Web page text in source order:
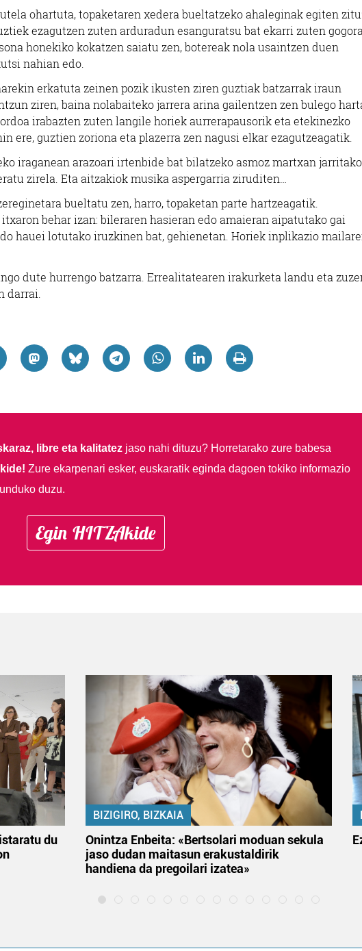
ohartuta, topaketaren xedera bueltatzeko ahaleginak egiten
ezagutzen zuten arduradun esanguratsu bat ekarri zuten gogora.
honekiko kokatzen saiatu zen, botereak nola usaintzen duen
nahian edo.
erkatuta zeinen pozik ikusten ziren guztiak batzarrak iraun
ziren, baina nolabaiteko jarrera arina gailentzen zen bulego
irabazten zuten langile horiek aurrerapausorik eta etekinezko
ere, guztien zoriona eta plazerra zen nagusi elkar ezagutzeagatik.
iraganean arazoari irtenbide bat bilatzeko asmoz martxan jarritako
zirela. Eta aitzakiok musika aspergarria ziruditen…
bueltatu zen, harro, topaketan parte hartzeagatik.
behar izan: bileraren hasieran edo amaieran aipatutako gai
hauei lotutako iruzkinen bat, gehienetan. Horiek inplikazio
dute hurrengo batzarra. Errealitatearen irakurketa landu eta
darrai.
libre eta kalitatezjaso nahi dituzu? Horretarako zure babesa
Zure ekarpenari esker, euskaratik eginda dagoen tokiko informazio
duzu.
Egin HITZAkide
du
BIZIGIRO, BIZKAIA
Onintza Enbeita: «Bertsolari moduan sekula
jaso dudan maitasun erakustaldirik
handiena da pregoilari izatea»